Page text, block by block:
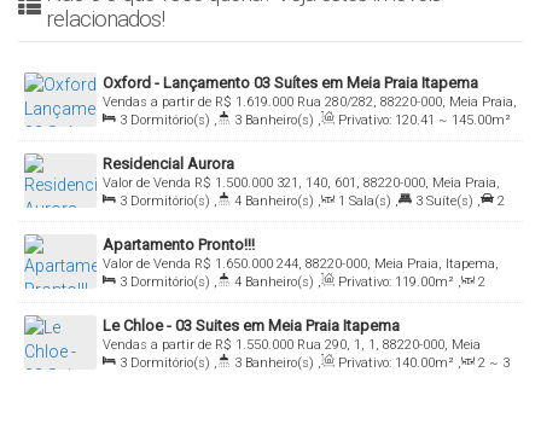
relacionados!
Oxford - Lançamento 03 Suítes em Meia Praia Itapema
R$ 1.619.000
Vendas a partir de
Rua 280/282, 88220-000, Meia Praia,
Itapema, Santa Catarina, Brasil
3 Dormitório(s) , 3 Banheiro(s) , Privativo: 120.41 ~ 145.00m²
,
2 Sala(s) , 3 Suíte(s) , Total: 210.00m² , 2 Vaga(s) ,
Útil:
120.00m²
Residencial Aurora
R$ 1.500.000
Valor de Venda
321, 140, 601, 88220-000, Meia Praia,
Itapema, Santa Catarina, Brasil
3 Dormitório(s) , 4 Banheiro(s) , 1 Sala(s) , 3 Suíte(s) ,
2
Vaga(s) , Útil: 116.85m²
Apartamento Pronto!!!
R$ 1.650.000
Valor de Venda
244, 88220-000, Meia Praia, Itapema,
Santa Catarina, Brasil
3 Dormitório(s) , 4 Banheiro(s) , Privativo: 119.00m² ,
2
Sala(s) , 3 Suíte(s) , Total: 197.00m² , 2 Vaga(s) ,
Útil:
119.00 m²
Le Chloe - 03 Suites em Meia Praia Itapema
R$ 1.550.000
Vendas a partir de
Rua 290, 1, 1, 88220-000, Meia
Praia, Itapema, Santa Catarina, Brasil
3 Dormitório(s) , 3 Banheiro(s) , Privativo: 140.00m² ,
2 ~ 3